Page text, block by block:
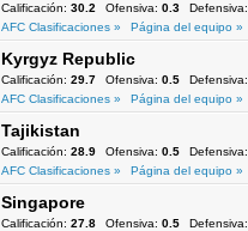
Calificación: 30.2 Ofensiva: 0.3 Defensiva:
AFC Clasificaciones »
Página del equipo »
Kyrgyz Republic
Calificación: 29.7 Ofensiva: 0.5 Defensiva:
AFC Clasificaciones »
Página del equipo »
Tajikistan
Calificación: 28.9 Ofensiva: 0.5 Defensiva:
AFC Clasificaciones »
Página del equipo »
Singapore
Calificación: 27.8 Ofensiva: 0.5 Defensiva: